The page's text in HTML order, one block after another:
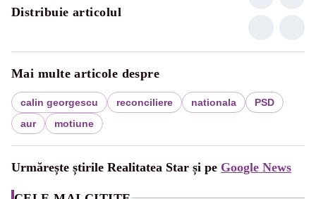
Distribuie articolul
Mai multe articole despre
calin georgescu reconciliere nationala
PSD
aur
motiune
Urmărește știrile Realitatea Star și pe Google News